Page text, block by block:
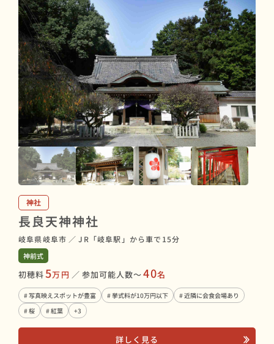
神社
長良天神神社
岐阜県岐阜市 ／ JR「岐阜駅」から車で15分
神前式
初穂料5万円 ／ 参加可能人数〜40名
# 写真映えスポットが豊富 # 挙式料が10万円以下
# 近隣に会食会場あり
# 桜
# 紅葉 +3
詳しく見る